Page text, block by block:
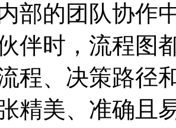
部的团队协作
伴时，流程图
程、决策路径
精美、准确且